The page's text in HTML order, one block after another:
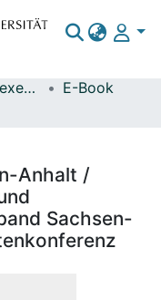
Elektronische Pflichtexemplare
E-Book
Anhalt /
Sachsen-